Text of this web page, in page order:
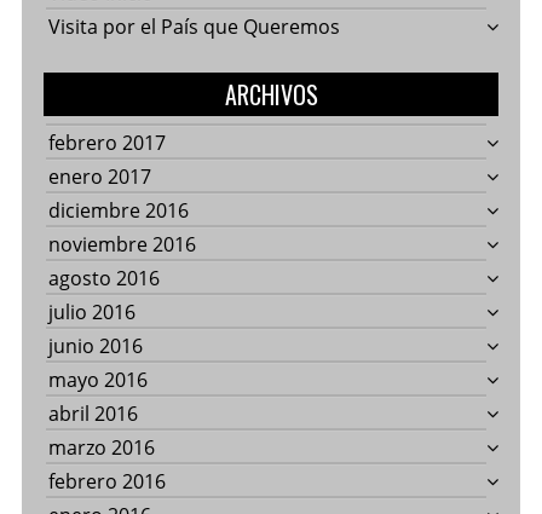
Visita por el País que Queremos
ARCHIVOS
febrero 2017
enero 2017
diciembre 2016
noviembre 2016
agosto 2016
julio 2016
junio 2016
mayo 2016
abril 2016
marzo 2016
febrero 2016